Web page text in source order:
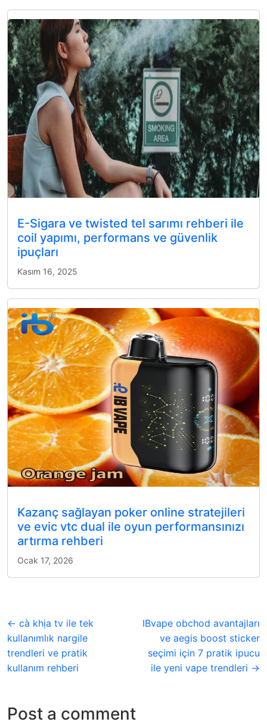
E-Sigara ve twisted tel sarımı rehberi ile
coil yapımı, performans ve güvenlik
ipuçları
Kasım 16, 2025
Kazanç sağlayan poker online stratejileri
ve evic vtc dual ile oyun performansınızı
artırma rehberi
Ocak 17, 2026
← cà khịa tv ile tek
kullanımlık nargile
trendleri ve pratik
kullanım rehberi
IBvape obchod avantajları
ve aegis boost sticker
seçimi için 7 pratik ipucu
ile yeni vape trendleri →
Post a comment